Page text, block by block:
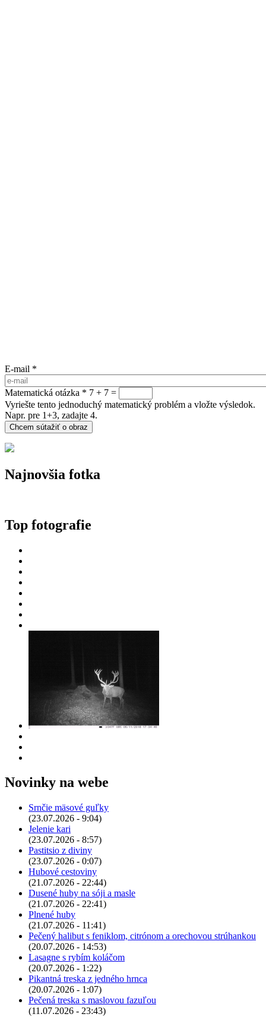
E-mail *
Matematická otázka * 7 + 7 =
Vyriešte tento jednoduchý matematický problém a vložte výsledok.
Napr. pre 1+3, zadajte 4.
Najnovšia fotka
Top fotografie
Novinky na webe
Srnčie mäsové guľky
(23.07.2026 - 9:04)
Jelenie kari
(23.07.2026 - 8:57)
Pastitsio z diviny
(23.07.2026 - 0:07)
Hubové cestoviny
(21.07.2026 - 22:44)
Dusené huby na sóji a masle
(21.07.2026 - 22:41)
Plnené huby
(21.07.2026 - 11:41)
Pečený halibut s feniklom, citrónom a orechovou strúhankou
(20.07.2026 - 14:53)
Lasagne s rybím koláčom
(20.07.2026 - 1:22)
Pikantná treska z jedného hrnca
(20.07.2026 - 1:07)
Pečená treska s maslovou fazuľou
(11.07.2026 - 23:43)